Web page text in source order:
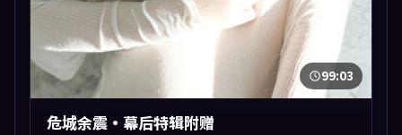
99:03
危城余震·幕后特辑附赠